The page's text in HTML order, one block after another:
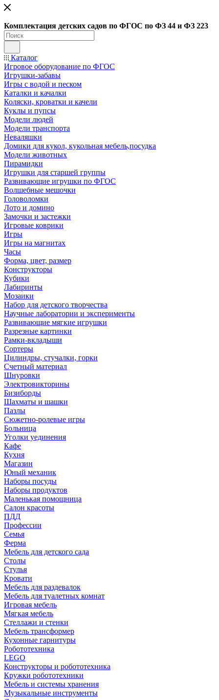
Комплектация детских садов по ФГОC по ФЗ 44 и ФЗ 223
Каталог
Игровое оборудование по ФГОС
Игрушки-забавы
Игры с водой и песком
Каталки и качалки
Коляски, кроватки и качели
Куклы и пупсы
Модели людей
Модели транспорта
Неваляшки
Домики для кукол, кукольная мебель,посудка
Модели животных
Пирамидки
Игрушки для старшей группы
Развивающие игрушки по ФГОС
Волшебные мешочки
Головоломки
Лото и домино
Замочки и застежки
Игровые коврики
Игры
Игры на магнитах
Часы
Форма, цвет, размер
Конструкторы
Кубики
Лабиринты
Мозаики
Набор для детского творчества
Научные лаборатории и эксперименты
Развивающие мягкие игрушки
Разрезные картинки
Рамки-вкладыши
Сортеры
Цилиндры, стучалки, горки
Счетный материал
Шнуровки
Электровикторины
Бизиборды
Шахматы и шашки
Пазлы
Сюжетно-ролевые игры
Больница
Уголки уединения
Кафе
Кухня
Магазин
Юный механик
Наборы посуды
Наборы продуктов
Маленькая помощница
Салон красоты
ПДД
Профессии
Семья
Ферма
Мебель для детского сада
Столы
Cтулья
Кровати
Мебель для раздевалок
Мебель для туалетных комнат
Игровая мебель
Мягкая мебель
Стеллажи и стенки
Мебель трансформер
Кухонные гарнитуры
Робототехника
LEGO
Конструкторы и робототехника
Кружки робототехники
Мебель и системы хранения
Музыкальные инструменты